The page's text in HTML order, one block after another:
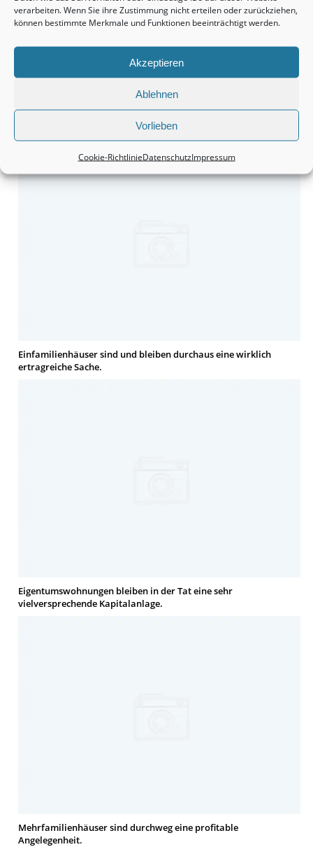
verarbeiten. Wenn Sie ihre Zustimmung nicht erteilen oder zurückziehen,
können bestimmte Merkmale und Funktionen beeinträchtigt werden.
Akzeptieren
Ablehnen
Vorlieben
Cookie-RichtlinieDatenschutzImpressum
Grundstücke sind durchaus eine interessante Anschaffung.
Einfamilienhäuser sind und bleiben durchaus eine wirklich
ertragreiche Sache.
Eigentumswohnungen bleiben in der Tat eine sehr
vielversprechende Kapitalanlage.
Mehrfamilienhäuser sind durchweg eine profitable
Angelegenheit.